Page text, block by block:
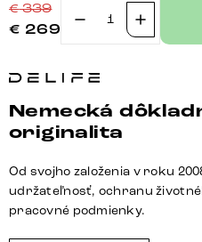
€339
€ 269
množstvo
stolička
Flex
s
opierkami
bouclé
mäkký
Nemecká
originalita
Od svojho založenia v roku
udržateľnosť, ochranu
pracovné podmienky.